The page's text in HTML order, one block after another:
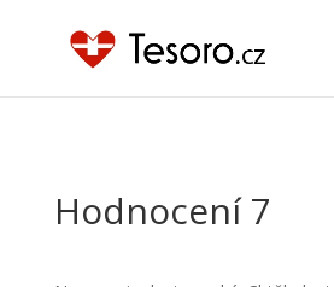
Hodnocení 7